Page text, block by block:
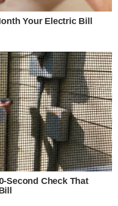
Your Electric Bill
Second Check That